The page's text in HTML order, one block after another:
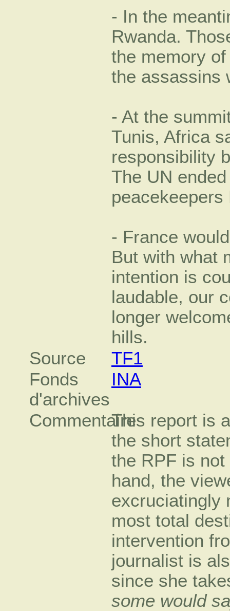
- In the
Rwanda.
the memory
the assassins
- At the
Tunis, Africa
responsibility
The UN
- France
But with what
intention is
laudable, our
longer
hills.
Source
TF1
Fonds
d'archives
INA
CommentaireThis report is
the short
the RPF is
hand, the
excruciatingly
most total
intervention
journalist is
since she
some would